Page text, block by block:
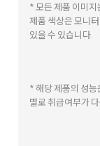
* 모든 제품 이미지
제품 색상은 모니
있을 수 있습니다.
* 해당 제품의 성능
별로 취급여부가